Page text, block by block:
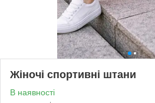
Жіночі спортивні штани
В наявності